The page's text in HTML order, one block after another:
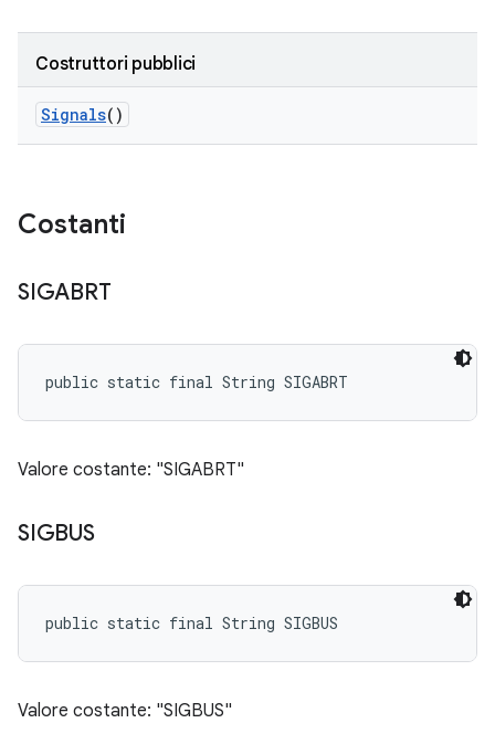
Costruttori pubblici
Signals()
Costanti
SIGABRT
public static final String SIGABRT
Valore costante: "SIGABRT"
SIGBUS
public static final String SIGBUS
Valore costante: "SIGBUS"